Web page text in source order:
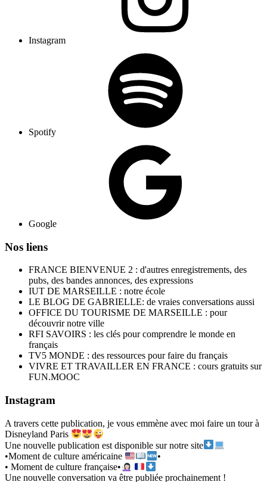
Instagram
Spotify
Google
Nos liens
FRANCE BIENVENUE 2 : d'autres enregistrements, des
pubs, des bandes annonces, des expressions
IUT DE MARSEILLE : notre école
LE BLOG DE GABRIELLE: de vraies conversations aussi
OFFICE DU TOURISME DE MARSEILLE : pour
découvrir notre ville
RFI SAVOIRS : les clés pour comprendre le monde en
français
TV5 MONDE : des ressources pour faire du français
VIVRE ET TRAVAILLER EN FRANCE : cours gratuits sur
FUN.MOOC
Instagram
A travers cette publication, je vous emmène avec moi faire un tour à
Disneyland Paris
Une nouvelle publication est disponible sur notre site
•Moment de culture américaine
•
• Moment de culture française•
Une nouvelle conversation va être publiée prochainement !